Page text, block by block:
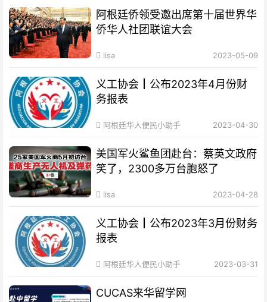
阿根廷侨领受邀出席第十届世界华
侨华人社团联谊大会
lisa 2023-05-09
义工协会┃公布2023年4月份财
务报表
阿根廷华人便民小助手 2023-04-30
美国军火鲨鱼团赴台：蔡英文政府
笑了，2300多万台胞怒了
lisa 2023-04-28
义工协会┃公布2023年3月份财务
报表
阿根廷华人便民小助手 2023-03-31
CUCAS来华留学网